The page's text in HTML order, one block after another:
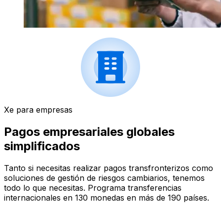
Xe para empresas
Pagos empresariales globales
simplificados
Tanto si necesitas realizar pagos transfronterizos como
soluciones de gestión de riesgos cambiarios, tenemos
todo lo que necesitas. Programa transferencias
internacionales en 130 monedas en más de 190 países.